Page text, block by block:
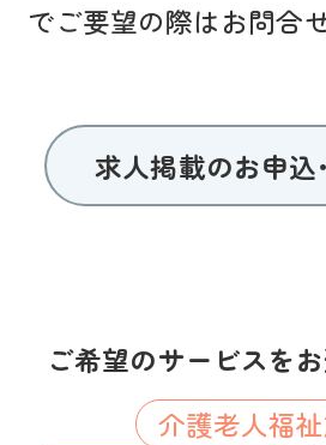
でご要望の際はお問合
求人掲載のお申込
ご希望のサービスを
介護老人福